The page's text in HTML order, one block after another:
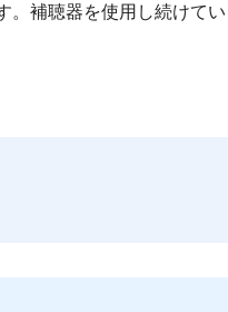
。補聴器を使用し続けて